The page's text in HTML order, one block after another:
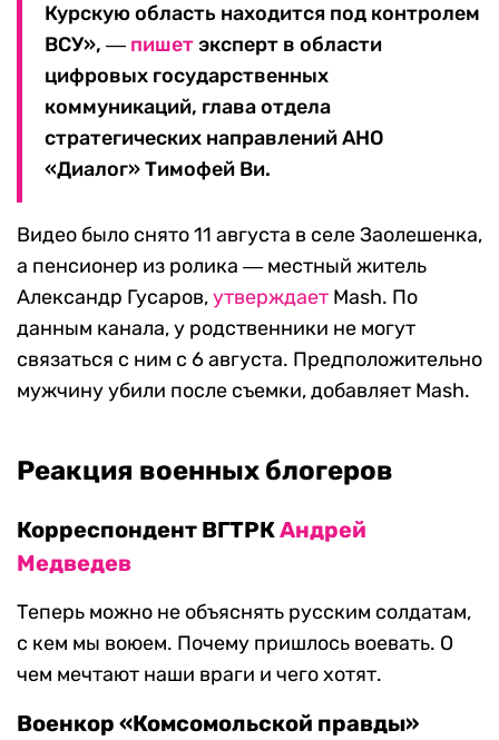
Курскую область находится под контролем
ВСУ», ― пишет эксперт в области
цифровых государственных
коммуникаций, глава отдела
стратегических направлений АНО
«Диалог» Тимофей Ви.
Видео было снято 11 августа в селе Заолешенка,
а пенсионер из ролика ― местный житель
Александр Гусаров,утверждает Mash. По
данным канала, у родственники не могут
связаться с ним с 6 августа. Предположительно
мужчину убили после съемки, добавляет Mash.
Реакция военных блогеров
Корреспондент ВГТРКАндрей
Медведев
Теперь можно не объяснять русским солдатам,
с кем мы воюем. Почему пришлось воевать. О
чем мечтают наши враги и чего хотят.
Военкор «Комсомольской правды»